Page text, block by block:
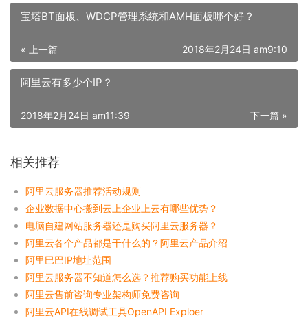
宝塔BT面板、WDCP管理系统和AMH面板哪个好？
« 上一篇 2018年2月24日 am9:10
阿里云有多少个IP？
下一篇 »
2018年2月24日 am11:39
相关推荐
阿里云服务器推荐活动规则
企业数据中心搬到云上企业上云有哪些优势？
电脑自建网站服务器还是购买阿里云服务器？
阿里云各个产品都是干什么的？阿里云产品介绍
阿里巴巴IP地址范围
阿里云服务器不知道怎么选？推荐购买功能上线
阿里云售前咨询专业架构师免费咨询
阿里云API在线调试工具OpenAPI Exploer